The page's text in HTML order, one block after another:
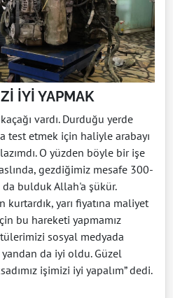
İYİ YAPMAK
vardı. Durduğu yerde
test etmek için haliyle arabayı
O yüzden böyle bir işe
gezdiğimiz mesafe 300-
da bulduk Allah'a şükür.
yarı fiyatına maliyet
bu hareketi yapmamız
sosyal medyada
yandan da iyi oldu. Güzel
işimizi iyi yapalım” dedi.